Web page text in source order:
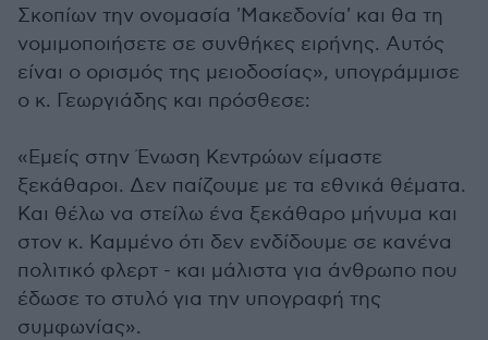
Σκοπίων την ονομασία 'Μακεδονία' και θα τη
νομιμοποιήσετε σε συνθήκες ειρήνης. Αυτός
είναι ο ορισμός της μειοδοσίας», υπογράμμισε
ο κ. Γεωργιάδης και πρόσθεσε:
«Εμείς στην Ένωση Κεντρώων είμαστε
ξεκάθαροι. Δεν παίζουμε με τα εθνικά θέματα.
Και θέλω να στείλω ένα ξεκάθαρο μήνυμα και
στον κ. Καμμένο ότι δεν ενδίδουμε σε κανένα
πολιτικό φλερτ - και μάλιστα για άνθρωπο που
έδωσε το στυλό για την υπογραφή της
συμφωνίας».